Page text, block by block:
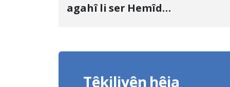
agahî li ser Hemîd
guliştêya Çoxê tune ye